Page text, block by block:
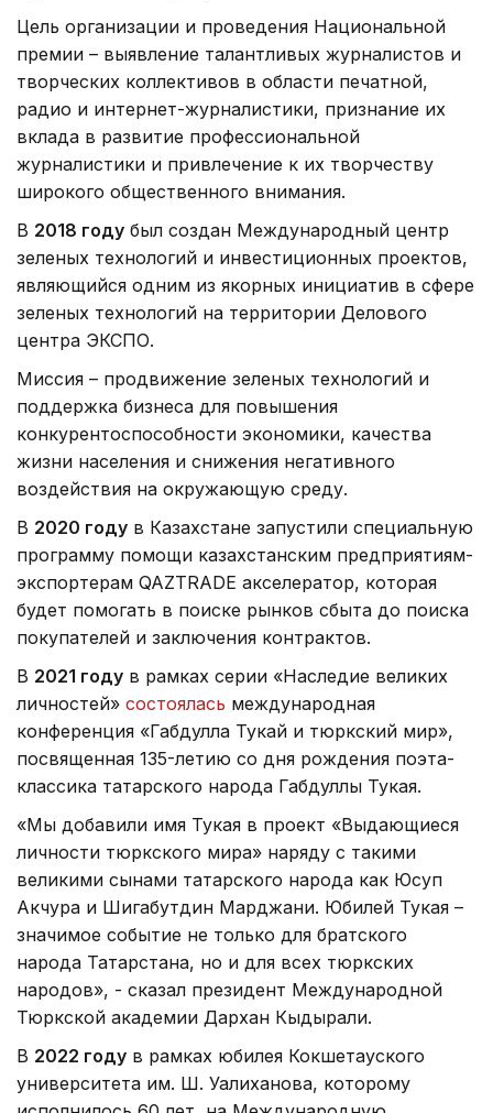
Цель организации и проведения Национальной
премии – выявление талантливых журналистов и
творческих коллективов в области печатной,
радио и интернет-журналистики, признание их
вклада в развитие профессиональной
журналистики и привлечение к их творчеству
широкого общественного внимания.
В 2018 году был создан Международный центр
зеленых технологий и инвестиционных проектов,
являющийся одним из якорных инициатив в сфере
зеленых технологий на территории Делового
центра ЭКСПО.
Миссия – продвижение зеленых технологий и
поддержка бизнеса для повышения
конкурентоспособности экономики, качества
жизни населения и снижения негативного
воздействия на окружающую среду.
В 2020 году в Казахстане запустили специальную
программу помощи казахстанским предприятиям-
экспортерам QAZTRADE акселератор, которая
будет помогать в поиске рынков сбыта до поиска
покупателей и заключения контрактов.
В 2021 году в рамках серии «Наследие великих
личностей» состоялась международная
конференция «Габдулла Тукай и тюркский мир»,
посвященная 135-летию со дня рождения поэта-
классика татарского народа Габдуллы Тукая.
«Мы добавили имя Тукая в проект «Выдающиеся
личности тюркского мира» наряду с такими
великими сынами татарского народа как Юсуп
Акчура и Шигабутдин Марджани. Юбилей Тукая –
значимое событие не только для братского
народа Татарстана, но и для всех тюркских
народов», - сказал президент Международной
Тюркской академии Дархан Кыдырали.
В 2022 году в рамках юбилея Кокшетауского
университета им. Ш. Уалиханова, которому